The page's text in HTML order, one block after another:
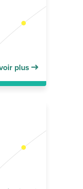
plus